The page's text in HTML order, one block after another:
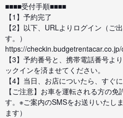
■■■■受付手順■■■■
【1】予約完了
【2】以下、URLよりログイン（ご
す。）
https://
【3】予約番号と、携帯電話番号よ
ックインを済ませてください。
【4】当日、お店についたら、すぐ
【ご注意】お車を運転される方の
す。※ご案内のSMSをお送りいたし
ます）